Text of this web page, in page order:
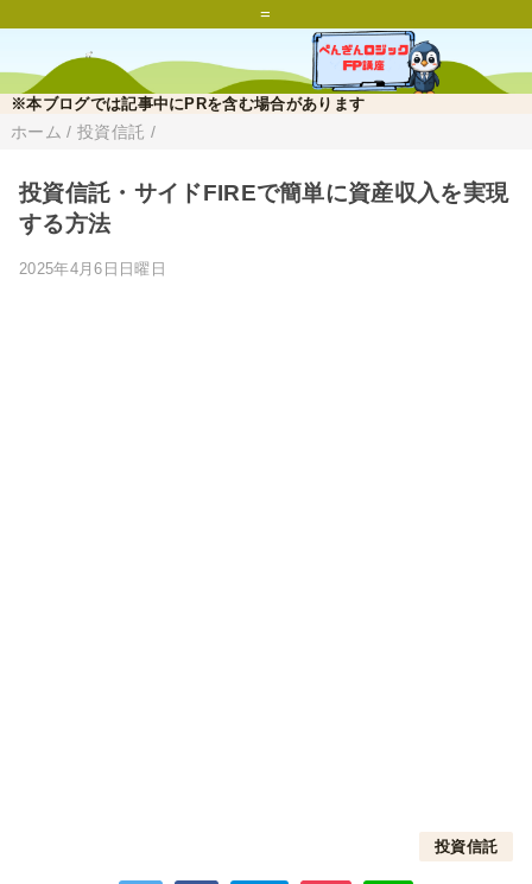
=
※本ブログでは記事中にPRを含む場合があります
ホーム / 投資信託 /
投資信託・サイドFIREで簡単に資産収入を実現
する方法
2025年4月6日日曜日
投資信託